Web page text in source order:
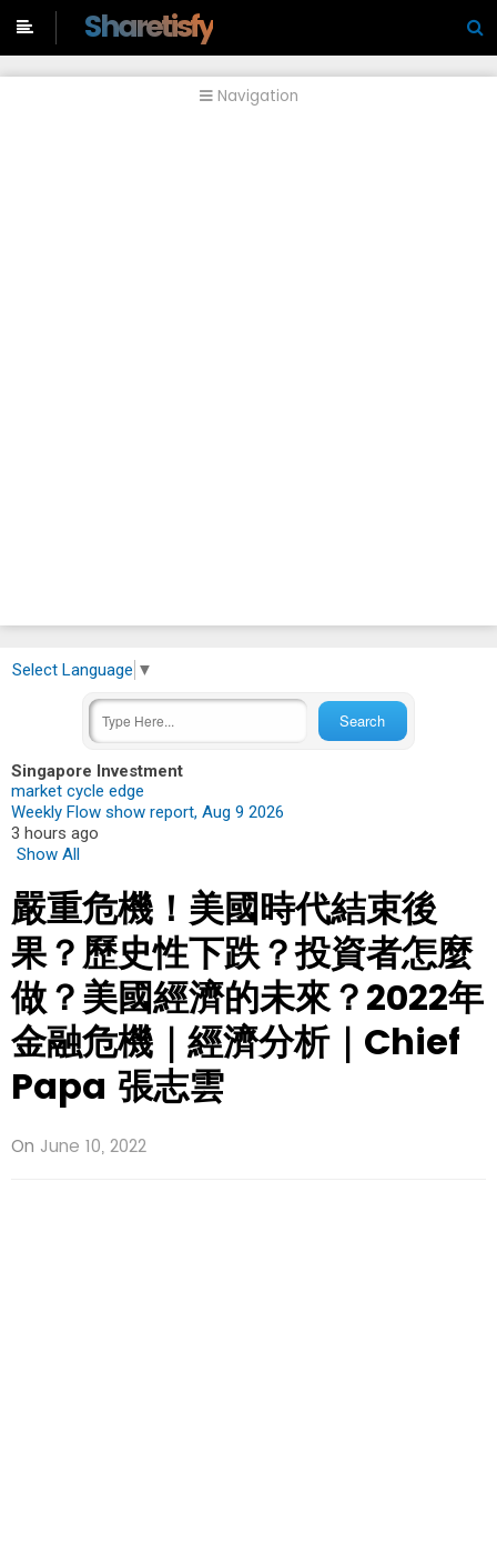
Sharetisfy
Navigation
Select Language ▼
Singapore Investment
market cycle edge
Weekly Flow show report, Aug 9 2026
3 hours ago
Show All
嚴重危機！美國時代結束後
果？歷史性下跌？投資者怎麼
做？美國經濟的未來？2022年
金融危機｜經濟分析｜Chief
Papa 張志雲
On June 10, 2022